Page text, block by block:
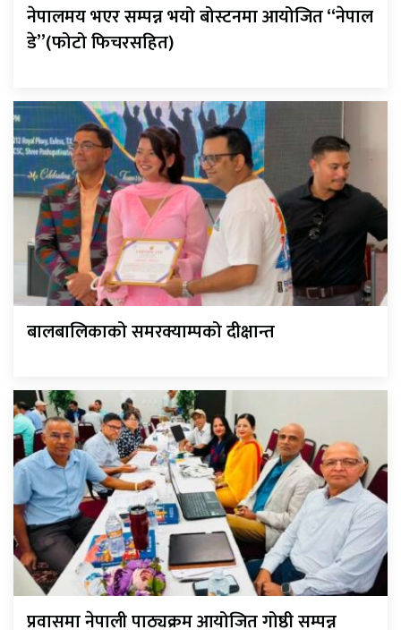
नेपालमय भएर सम्पन्न भयो बोस्टनमा आयोजित “नेपाल
डे”(फोटो फिचरसहित)
बालबालिकाको समरक्याम्पको दीक्षान्त
प्रवासमा नेपाली पाठ्यक्रम आयोजित गोष्ठी सम्पन्न